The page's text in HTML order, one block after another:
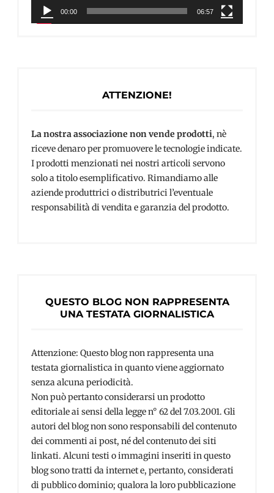
00:00 06:57
ATTENZIONE!
La nostra associazione non vende prodotti, nè
riceve denaro per promuovere le tecnologie indicate.
I prodotti menzionati nei nostri articoli servono
solo a titolo esemplificativo. Rimandiamo alle
aziende produttrici o distributrici l’eventuale
responsabilità di vendita e garanzia del prodotto.
QUESTO BLOG NON RAPPRESENTA
UNA TESTATA GIORNALISTICA
Attenzione: Questo blog non rappresenta una
testata giornalistica in quanto viene aggiornato
senza alcuna periodicità.
Non può pertanto considerarsi un prodotto
editoriale ai sensi della legge n° 62 del 7.03.2001. Gli
autori del blog non sono responsabili del contenuto
dei commenti ai post, né del contenuto dei siti
linkati. Alcuni testi o immagini inseriti in questo
blog sono tratti da internet e, pertanto, considerati
di pubblico dominio; qualora la loro pubblicazione